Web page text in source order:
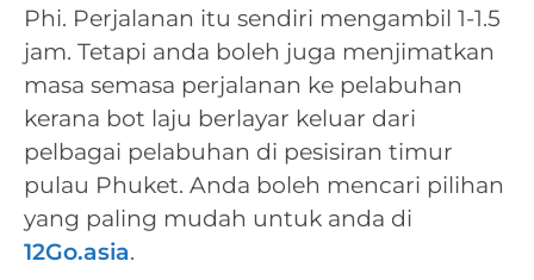
Phi. Perjalanan itu sendiri mengambil 1-1.5
jam. Tetapi anda boleh juga menjimatkan
masa semasa perjalanan ke pelabuhan
kerana bot laju berlayar keluar dari
pelbagai pelabuhan di pesisiran timur
pulau Phuket. Anda boleh mencari pilihan
yang paling mudah untuk anda di
12Go.asia.